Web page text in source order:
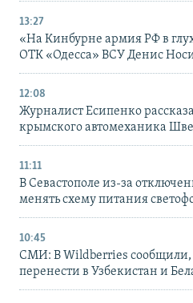
13:27
«На Кинбурне армия РФ в
ОТК «Одесса» ВСУ Денис
12:08
Журналист Есипенко
крымского автомеханика
11:11
В Севастополе из-за
менять схему питания
10:45
СМИ: В Wildberries сообщили,
перенести в Узбекистан и